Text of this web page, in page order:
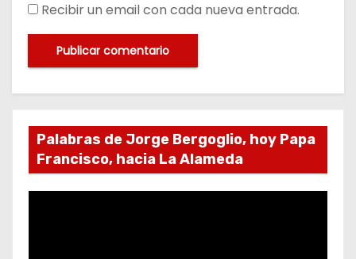
Recibir un email con cada nueva entrada.
Palabras de Jorge Bergoglio, hoy Papa
Francisco, hacia La Alameda